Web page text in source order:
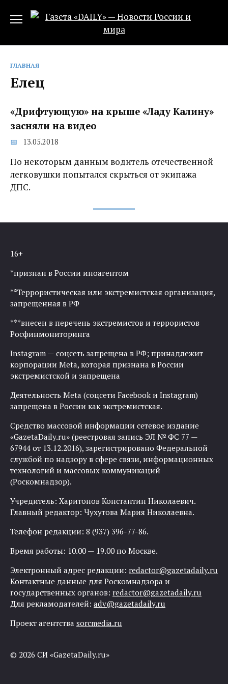
ГЛАВНАЯ
Елец
«Дрифтующую» на крыше «Ладу Калину»
засняли на видео
13.05.2018
По некоторым данным водитель отечественной
легковушки попытался скрыться от экипажа
ДПС.
16+
*признан в России иноагентом
**Террористическая или экстремистская организация,
запрещенная в РФ
***внесен в перечень экстремистов и террористов
Росфинмониторинга
Instagram — соцсеть запрещена в РФ; принадлежит
корпорации Meta, которая признана в России
экстремистской и запрещена
Деятельность Meta (соцсети Facebook и Instagram)
запрещена в России как экстремистская.
Средство массовой информации сетевое издание
«GazetaDaily.ru» (реестровая запись ЭЛ № ФС 77 —
67944 от 13.12.2016), зарегистрировано Федеральной
службой по надзору в сфере связи, информационных
технологий и массовых коммуникаций
(Роскомнадзор).
Учредитель: Харитонов Константин Николаевич.
Главный редактор: Чухутова Мария Николаевна.
Телефон редакции: 8 (937) 396-77-86.
Время работы: 10.00 — 19.00 по Москве.
Электронный адрес редакции: redactor@gazetadaily.ru
Контактные данные для Роскомнадзора и
государственных органов: redactor@gazetadaily.ru
Для рекламодателей: adv@gazetadaily.ru
Проект агентства sorcmedia.ru
© 2026 СИ «GazetaDaily.ru»